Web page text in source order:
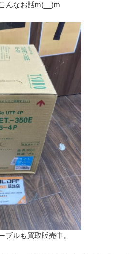
んなお話m(__)m
ブルも買取販売中。